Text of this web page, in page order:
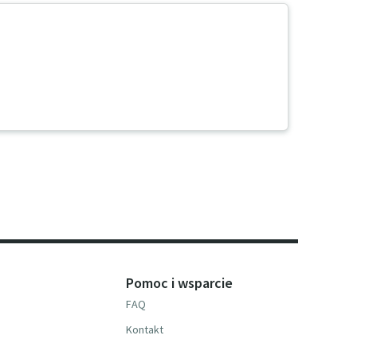
Pomoc i wsparcie
FAQ
Kontakt